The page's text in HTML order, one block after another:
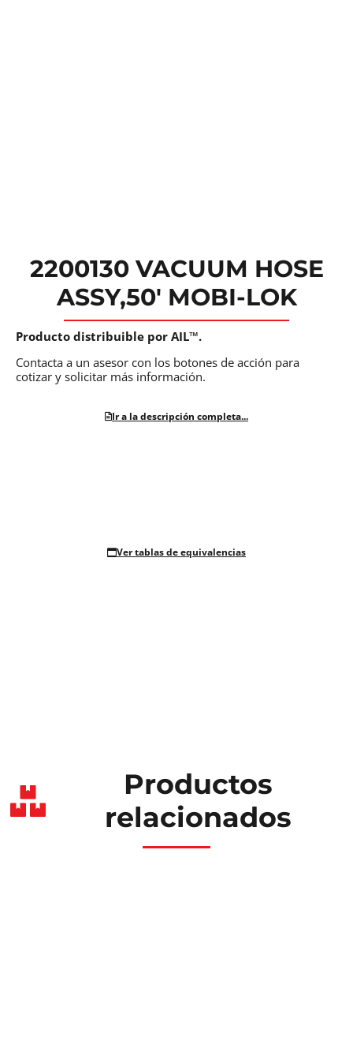
2200130 VACUUM HOSE
ASSY,50′ MOBI-LOK
Producto distribuible por AIL™.
Contacta a un asesor con los botones de acción para
cotizar y solicitar más información.
Ir a la descripción completa...
Ver tablas de equivalencias
Productos
relacionados